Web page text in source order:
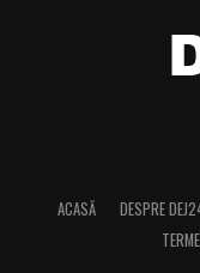
ACASĂ DESPRE